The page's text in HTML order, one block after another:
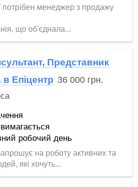
потрібен менеджер з продажу
що об'єднала...
Представник
Епіцентр 36 000 грн.
робочий день
на роботу активних та
які хочуть...